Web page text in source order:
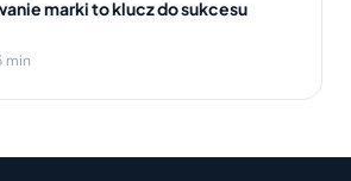
marki to klucz do sukcesu
min